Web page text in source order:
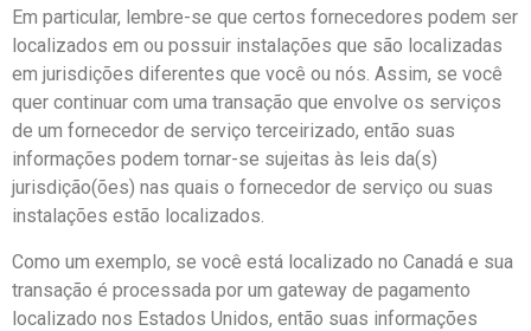
Em particular, lembre-se que certos fornecedores podem ser
localizados em ou possuir instalações que são localizadas
em jurisdições diferentes que você ou nós. Assim, se você
quer continuar com uma transação que envolve os serviços
de um fornecedor de serviço terceirizado, então suas
informações podem tornar-se sujeitas às leis da(s)
jurisdição(ões) nas quais o fornecedor de serviço ou suas
instalações estão localizados.
Como um exemplo, se você está localizado no Canadá e sua
transação é processada por um gateway de pagamento
localizado nos Estados Unidos, então suas informações